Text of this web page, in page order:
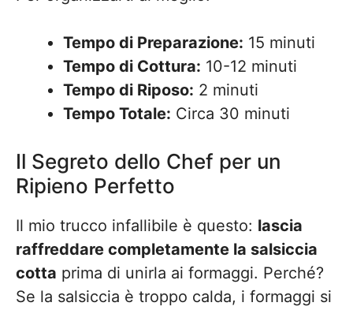
Tempo di Preparazione: 15 minuti
Tempo di Cottura: 10-12 minuti
Tempo di Riposo: 2 minuti
Tempo Totale: Circa 30 minuti
Il Segreto dello Chef per un
Ripieno Perfetto
Il mio trucco infallibile è questo: lascia
raffreddare completamente la salsiccia
cotta prima di unirla ai formaggi. Perché?
Se la salsiccia è troppo calda, i formaggi si